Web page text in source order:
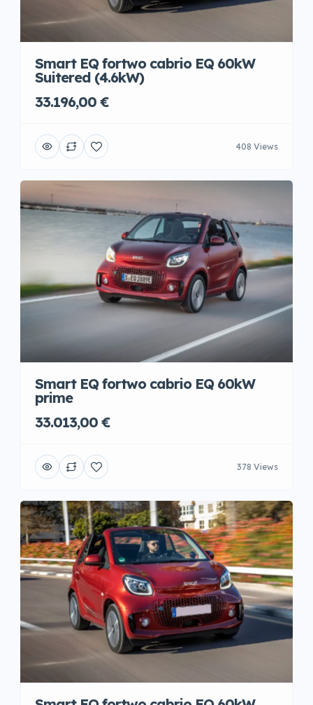
Smart EQ fortwo cabrio EQ 60kW
Suitered (4.6kW)
33.196,00 €
408 Views
Smart EQ fortwo cabrio EQ 60kW
prime
33.013,00 €
378 Views